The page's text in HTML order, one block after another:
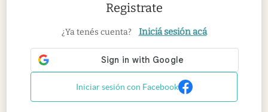
Registrate
¿Ya tenés cuenta? Iniciá sesión acá
Iniciar sesión con Facebook